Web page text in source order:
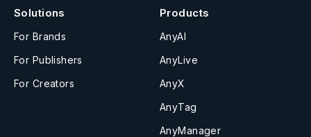
Solutions
For Brands
For Publishers
For Creators
Products
AnyAI
AnyLive
AnyX
AnyTag
AnyManager